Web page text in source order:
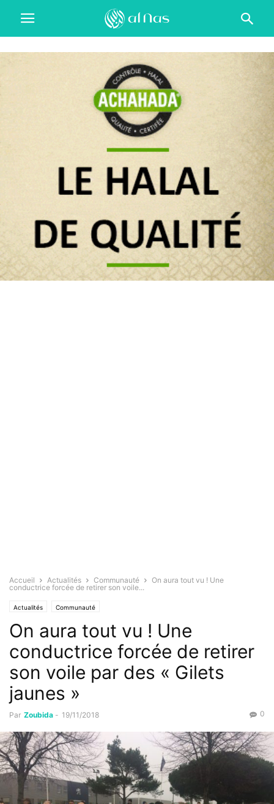
Accueil Actualités Communauté
On aura tout vu ! Une
conductrice forcée de retirer son voile...
Actualités Communauté
On aura tout vu ! Une
conductrice forcée de retirer
son voile par des « Gilets
jaunes »
Par Zoubida - 19/11/2018 0